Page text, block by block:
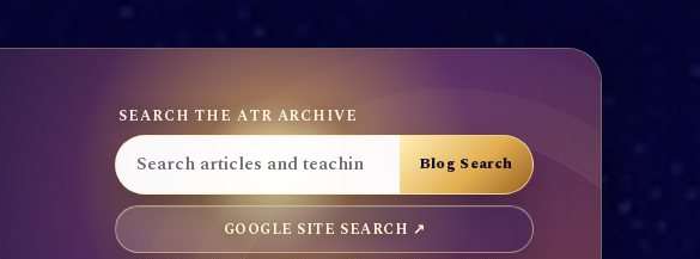
SEARCH THE ATR ARCHIVE
GOOGLE SITE SEARCH ↗